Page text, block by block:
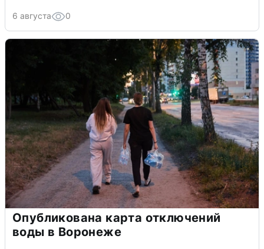
6 августа 0
Опубликована карта отключений
воды в Воронеже